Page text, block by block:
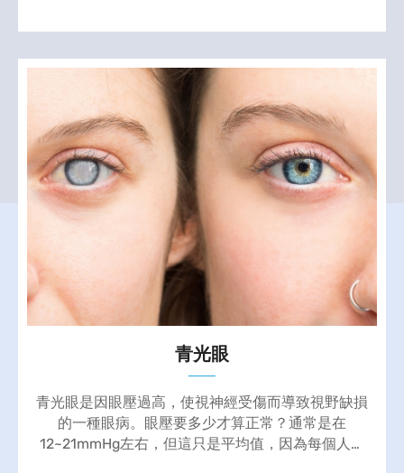
青光眼
青光眼是因眼壓過高，使視神經受傷而導致視野缺損
的一種眼病。眼壓要多少才算正常？通常是在
12~21mmHg左右，但這只是平均值，因為每個人的